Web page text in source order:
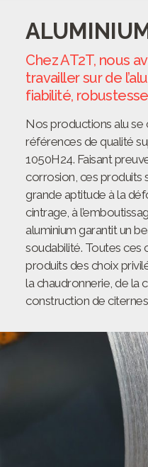
Chez AT2T, nous
travailler sur de
fiabilité,
Nos productions alu se
références de qualité
1050H24. Faisant
corrosion, ces produits
grande aptitude à la
cintrage, à
aluminium garantit un
soudabilité. Toutes ces
produits des choix
la chaudronnerie, de la
construction de